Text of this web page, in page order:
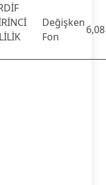
Değişken
Fon
6,08